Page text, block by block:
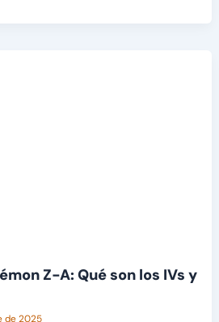
Z-A: Qué son los IVs y
de 2025